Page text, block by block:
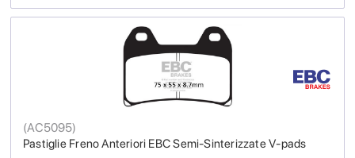
Pastiglie Freno Anteriori EBC Semi-Sinterizzate V-pads
(AC5095)